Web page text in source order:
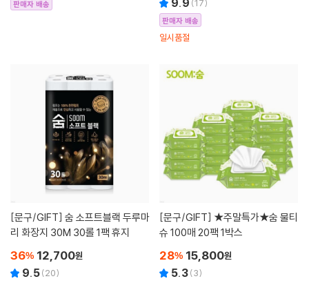
판매자 배송 9.9 (17)
판매자 배송
일시품절
[문구/GIFT]
리 화장지 30M 30롤 1팩 휴지
36% 12,700원
9.5(20)
[문구/GIFT]
슈 100매 20팩 1박스
28% 15,800원
5.3(3)